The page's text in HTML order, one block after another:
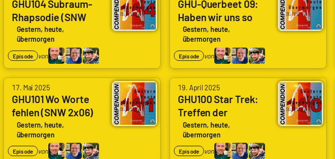
Nils
Weltweit,
Frank
Wolf
genugzocken
Nils
Weltweit,
Frank
Wolf
genugzocken
GHU104 Subraum-
Rhapsodie (SNW
2×09) (Subspace
Rhapsody)
Gestern, heute,
übermorgen
Episode von
Arne
Ruddat
Codenaga,
Nils
Hunte
Nils
Weltweit,
Frank
Wolf
GHU-Querbeet 09:
Haben wir uns so
sehr verändert?
Gestern, heute,
übermorgen
Episode von
Arne
Ruddat
Codenaga,
Nils
Hunte
Nils
Weltweit,
Frank
Wolf
17. Mai 2025
GHU101 Wo Worte
fehlen (SNW 2x06)
(Lost in Translation)
Gestern, heute,
übermorgen
Episode von
19. April 2025
GHU100 Star Trek:
Treffen der
Generationen (ST07)
(Star Trek
Generations)
Gestern, heute,
übermorgen
Episode von